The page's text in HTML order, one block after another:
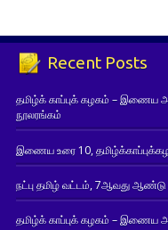
Recent Posts
தமிழ்க் காப்புக் கழகம் – இணைய
நூலரங்கம்
இணைய உரை 10,
நட்பு தமிழ் வட்டம், 7ஆவது ஆண்டு
தமிழ்க் காப்புக் கழகம் – இணைய